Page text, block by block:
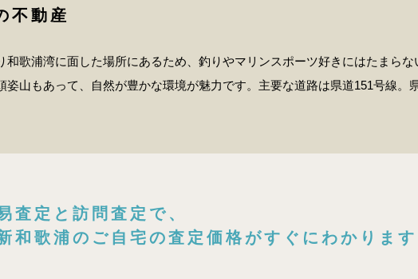
不動産
和歌浦湾に面した場所にあるため、釣りやマリンスポーツ好きにはたまらな
姿山もあって、自然が豊かな環境が魅力です。主要な道路は県道151号線。
査定と訪問査定で、
和歌浦のご自宅の査定価格がすぐにわかります